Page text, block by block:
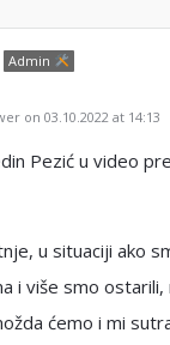
Admin
on 03.10.2022 at 14:13
Pezić u video
u situaciji ako
i više smo ostarili,
ćemo i mi